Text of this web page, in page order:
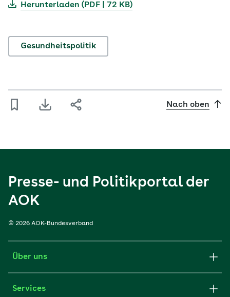
Herunterladen (PDF | 72 KB)
Gesundheitspolitik
Nach oben
Presse- und Politikportal der
AOK
© 2026 AOK-Bundesverband
Über uns
Services